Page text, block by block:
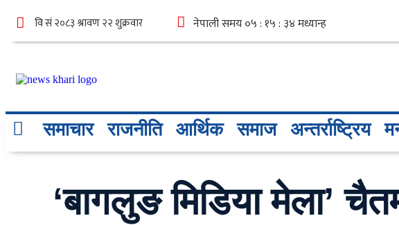
समाचार राजनीति आर्थिक समाज अन्तर्राष्ट्रिय
‘बागलुङ मिडिया मेला’